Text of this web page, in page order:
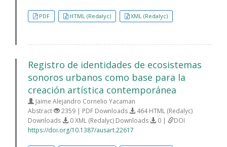
PDF HTML (Redalyc) XML (Redalyc)
Registro de identidades de ecosistemas
sonoros urbanos como base para la
creación artística contemporánea
Jaime Alejandro Cornelio Yacaman
Abstract
2359 | PDF Downloads
464 HTML (Redalyc)
Downloads
0 XML (Redalyc) Downloads 0 |
DOI
https://doi.org/10.1387/ausart.22617